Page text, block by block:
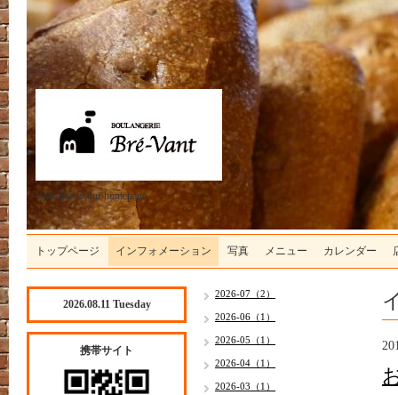
Welcome to our homepage
トップページ インフォメーション 写真 メニュー カレンダー
2026-07（2）
2026-06（1）
2026-05（1）
2026-04（1）
2026-03（1）
2026.08.11 Tuesday
携帯サイト